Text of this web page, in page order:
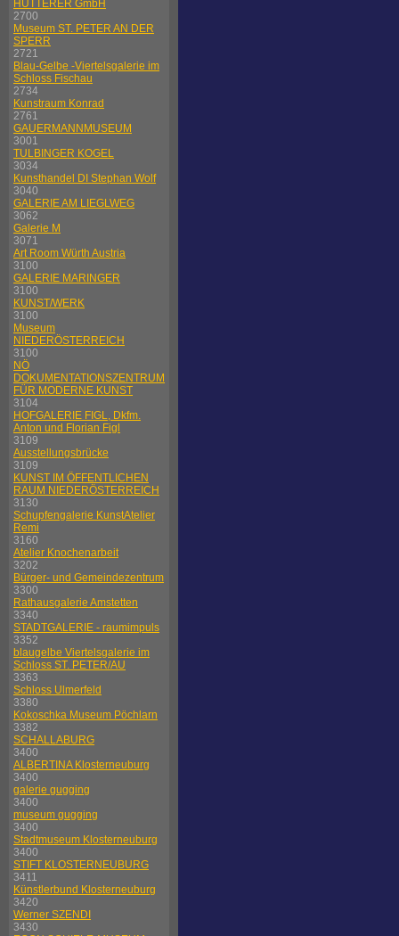
HUTTERER GmbH
2700
Museum ST. PETER AN DER
SPERR
2721
Blau-Gelbe -Viertelsgalerie im
Schloss Fischau
2734
Kunstraum Konrad
2761
GAUERMANNMUSEUM
3001
TULBINGER KOGEL
3034
Kunsthandel DI Stephan Wolf
3040
GALERIE AM LIEGLWEG
3062
Galerie M
3071
Art Room Würth Austria
3100
GALERIE MARINGER
3100
KUNST/WERK
3100
Museum
NIEDERÖSTERREICH
3100
NÖ
DOKUMENTATIONSZENTRUM
FÜR MODERNE KUNST
3104
HOFGALERIE FIGL, Dkfm.
Anton und Florian Figl
3109
Ausstellungsbrücke
3109
KUNST IM ÖFFENTLICHEN
RAUM NIEDERÖSTERREICH
3130
Schupfengalerie KunstAtelier
Remi
3160
Atelier Knochenarbeit
3202
Bürger- und Gemeindezentrum
3300
Rathausgalerie Amstetten
3340
STADTGALERIE - raumimpuls
3352
blaugelbe Viertelsgalerie im
Schloss ST. PETER/AU
3363
Schloss Ulmerfeld
3380
Kokoschka Museum Pöchlarn
3382
SCHALLABURG
3400
ALBERTINA Klosterneuburg
3400
galerie gugging
3400
museum gugging
3400
Stadtmuseum Klosterneuburg
3400
STIFT KLOSTERNEUBURG
3411
Künstlerbund Klosterneuburg
3420
Werner SZENDI
3430